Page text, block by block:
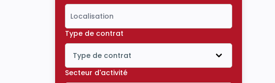
Type de contrat
Type de contrat
Icône ouvrir la liste déroulante
Secteur d'activité